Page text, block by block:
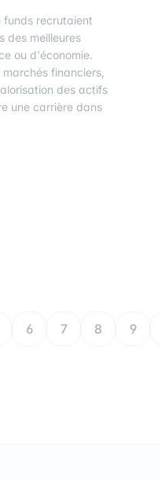
funds recrutaient
des meilleures
ou d'économie.
financiers,
des actifs
une carrière dans
6 7 8 9